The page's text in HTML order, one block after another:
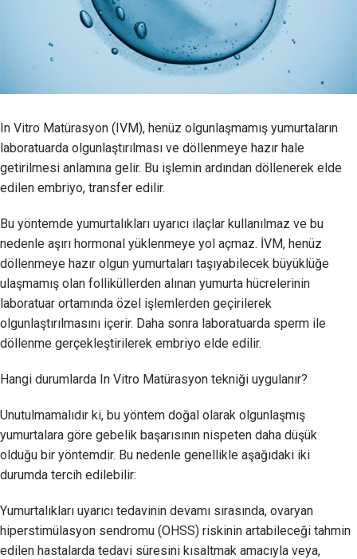
In Vitro Matürasyon (IVM), henüz olgunlaşmamış yumurtaların
laboratuarda olgunlaştırılması ve döllenmeye hazır hale
getirilmesi anlamına gelir. Bu işlemin ardından döllenerek elde
edilen embriyo, transfer edilir.
Bu yöntemde yumurtalıkları uyarıcı ilaçlar kullanılmaz ve bu
nedenle aşırı hormonal yüklenmeye yol açmaz. İVM, henüz
döllenmeye hazır olgun yumurtaları taşıyabilecek büyüklüğe
ulaşmamış olan folliküllerden alınan yumurta hücrelerinin
laboratuar ortamında özel işlemlerden geçirilerek
olgunlaştırılmasını içerir. Daha sonra laboratuarda sperm ile
döllenme gerçekleştirilerek embriyo elde edilir.
Hangi durumlarda In Vitro Matürasyon tekniği uygulanır?
Unutulmamalıdır ki, bu yöntem doğal olarak olgunlaşmış
yumurtalara göre gebelik başarısının nispeten daha düşük
olduğu bir yöntemdir. Bu nedenle genellikle aşağıdaki iki
durumda tercih edilebilir:
Yumurtalıkları uyarıcı tedavinin devamı sırasında, ovaryan
hiperstimülasyon sendromu (OHSS) riskinin artabileceği tahmin
edilen hastalarda tedavi süresini kısaltmak amacıyla veya,